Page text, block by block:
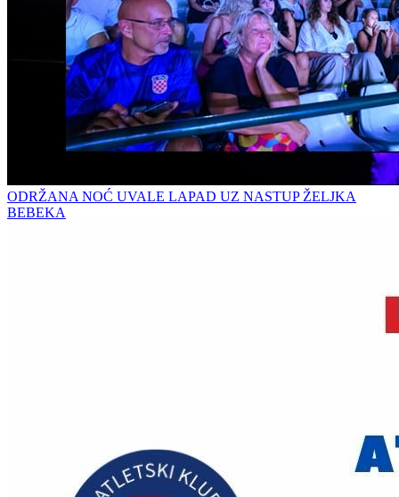
ODRŽANA NOĆ UVALE LAPAD UZ NASTUP ŽELJKA
BEBEKA